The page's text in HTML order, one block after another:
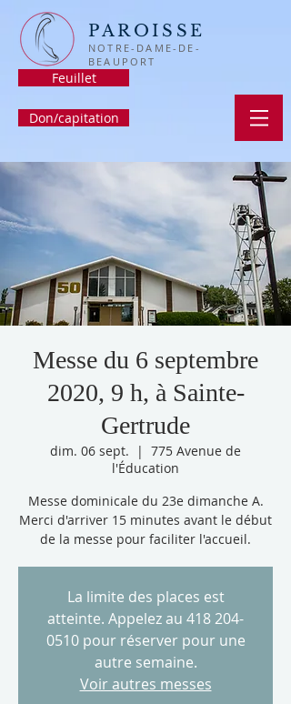
PAROISSE
NOTRE-DAME-DE-
BEAUPORT
Feuillet
Don/capitation
Messe du 6 septembre
2020, 9 h, à Sainte-
Gertrude
dim. 06 sept.
  |
775 Avenue de
l'Éducation
Messe dominicale du 23e dimanche A.
Merci d'arriver 15 minutes avant le début
de la messe pour faciliter l'accueil.
La limite des places est
atteinte. Appelez au 418 204-
0510 pour réserver pour une
autre semaine.
Voir autres messes